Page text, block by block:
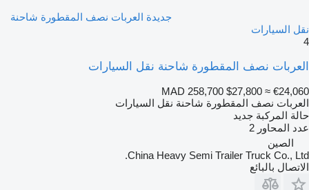
جديدة العربات نصف المقطورة شاحنة
نقل السيارات
4
العربات نصف المقطورة شاحنة نقل السيارات
MAD 258,700 $27,800 ≈ €24,060
العربات نصف المقطورة شاحنة نقل السيارات
حالة المركبة جديد
عدد المحاور 2
الصين
China Heavy Semi Trailer Truck Co., Ltd.
الاتصال بالبائع